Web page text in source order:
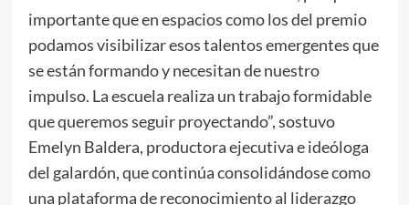
importante que en espacios como los del premio
podamos visibilizar esos talentos emergentes que
se están formando y necesitan de nuestro
impulso. La escuela realiza un trabajo formidable
que queremos seguir proyectando”, sostuvo
Emelyn Baldera, productora ejecutiva e ideóloga
del galardón, que continúa consolidándose como
una plataforma de reconocimiento al liderazgo